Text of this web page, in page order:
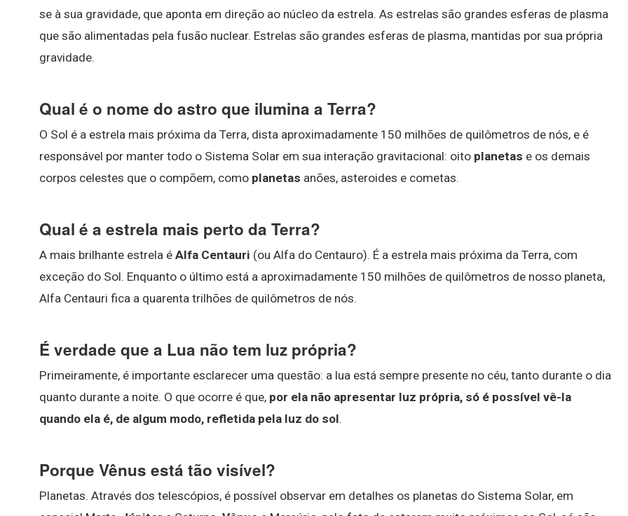
se à sua gravidade, que aponta em direção ao núcleo da estrela. As estrelas são grandes esferas de plasma
que são alimentadas pela fusão nuclear. Estrelas são grandes esferas de plasma, mantidas por sua própria
gravidade.
Qual é o nome do astro que ilumina a Terra?
O Sol é a estrela mais próxima da Terra, dista aproximadamente 150 milhões de quilômetros de nós, e é
responsável por manter todo o Sistema Solar em sua interação gravitacional: oito planetas e os demais
corpos celestes que o compõem, como planetas anões, asteroides e cometas.
Qual é a estrela mais perto da Terra?
A mais brilhante estrela é Alfa Centauri (ou Alfa do Centauro). É a estrela mais próxima da Terra, com
exceção do Sol. Enquanto o último está a aproximadamente 150 milhões de quilômetros de nosso planeta,
Alfa Centauri fica a quarenta trilhões de quilômetros de nós.
É verdade que a Lua não tem luz própria?
Primeiramente, é importante esclarecer uma questão: a lua está sempre presente no céu, tanto durante o dia
quanto durante a noite. O que ocorre é que, por ela não apresentar luz própria, só é possível vê-la
quando ela é, de algum modo, refletida pela luz do sol.
Porque Vênus está tão visível?
Planetas. Através dos telescópios, é possível observar em detalhes os planetas do Sistema Solar, em